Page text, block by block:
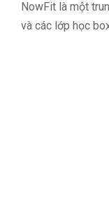
NowFit là một
và các lớp học